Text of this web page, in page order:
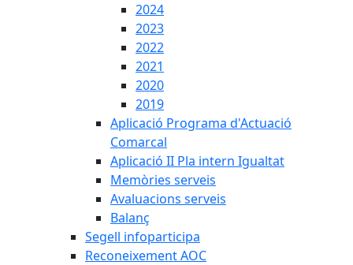
2024
2023
2022
2021
2020
2019
Aplicació Programa d'Actuació
Comarcal
Aplicació II Pla intern Igualtat
Memòries serveis
Avaluacions serveis
Balanç
Segell infoparticipa
Reconeixement AOC